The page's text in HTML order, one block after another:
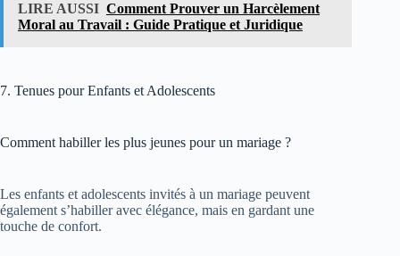
LIRE AUSSI Comment Prouver un Harcèlement
Moral au Travail : Guide Pratique et Juridique
7. Tenues pour Enfants et Adolescents
Comment habiller les plus jeunes pour un mariage ?
Les enfants et adolescents invités à un mariage peuvent
également s’habiller avec élégance, mais en gardant une
touche de confort.